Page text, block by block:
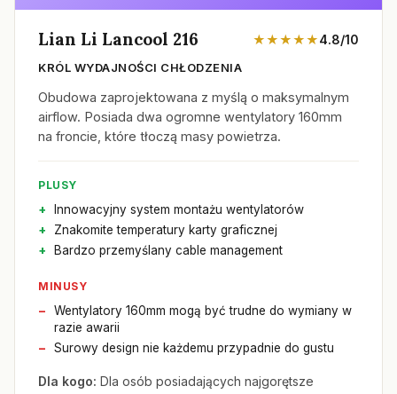
Lian Li Lancool 216 ★★★★★4.8/10
KRÓL WYDAJNOŚCI CHŁODZENIA
Obudowa zaprojektowana z myślą o maksymalnym
airflow. Posiada dwa ogromne wentylatory 160mm
na froncie, które tłoczą masy powietrza.
PLUSY
Innowacyjny system montażu wentylatorów
Znakomite temperatury karty graficznej
Bardzo przemyślany cable management
MINUSY
Wentylatory 160mm mogą być trudne do wymiany w
razie awarii
Surowy design nie każdemu przypadnie do gustu
Dla kogo: Dla osób posiadających najgorętsze